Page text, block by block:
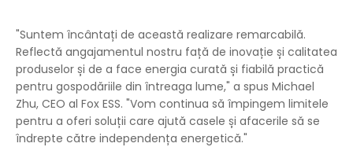
"Suntem încântați de această realizare remarcabilă.
Reflectă angajamentul nostru față de inovație și calitatea
produselor și de a face energia curată și fiabilă practică
pentru gospodăriile din întreaga lume," a spus Michael
Zhu, CEO al Fox ESS. "Vom continua să împingem limitele
pentru a oferi soluții care ajută casele și afacerile să se
îndrepte către independența energetică."